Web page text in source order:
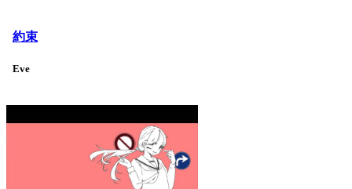
約束
Eve